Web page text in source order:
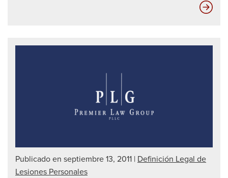
de
Publicado en septiembre 13, 2011 | Definición Legal de
Lesiones Personales